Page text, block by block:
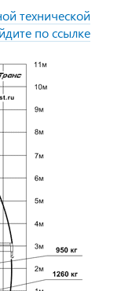
технической
по ссылке